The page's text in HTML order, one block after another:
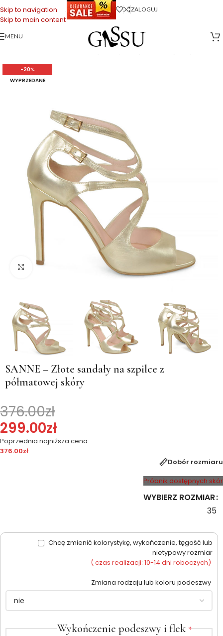
Skip to navigation
Skip to main content
. ZALOGUJ
MENU
Strona główna Sklep firmowy Gassu>Buty Damskie
-20%
WYPRZEDANE
Kliknij, aby powiększyć
SANNE – Złote sandały na szpilce z
półmatowej skóry
376.00zł
299.00zł
Poprzednia najniższa cena:
376.00zł.
Dobór rozmiaru
Próbnik dostępnych skór
WYBIERZ ROZMIAR
35
Chcę zmienić kolorystykę, wykończenie, tęgość lub
nietypowy rozmiar
( czas realizacji: 10-14 dni roboczych)
Zmiana rodzaju lub koloru podeszwy
Wykończenie podeszwy i flek *